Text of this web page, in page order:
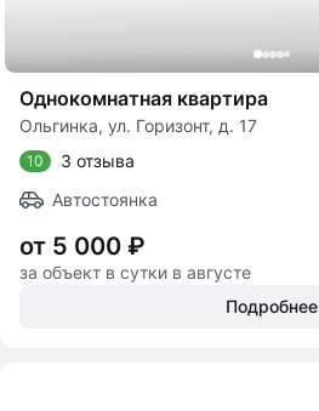
Однокомнатная квартира
Ольгинка, ул. Горизонт, д. 17
10
3 отзыва
Автостоянка
от 5 000 ₽
за объект в сутки в августе
Подробнее